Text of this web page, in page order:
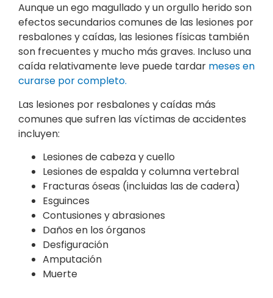
Aunque un ego magullado y un orgullo herido son
efectos secundarios comunes de las lesiones por
resbalones y caídas, las lesiones físicas también
son frecuentes y mucho más graves. Incluso una
caída relativamente leve puede tardar meses en
curarse por completo.
Las lesiones por resbalones y caídas más
comunes que sufren las víctimas de accidentes
incluyen:
Lesiones de cabeza y cuello
Lesiones de espalda y columna vertebral
Fracturas óseas (incluidas las de cadera)
Esguinces
Contusiones y abrasiones
Daños en los órganos
Desfiguración
Amputación
Muerte